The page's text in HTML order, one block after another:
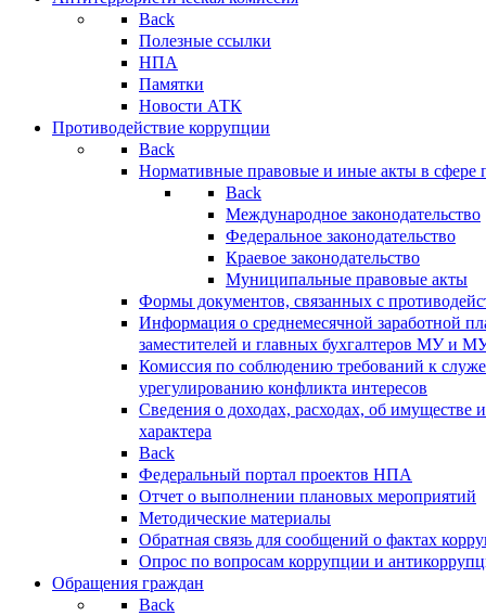
Back
Полезные ссылки
НПА
Памятки
Новости АТК
Противодействие коррупции
Back
Нормативные правовые и иные акты в сфере
Back
Международное законодательство
Федеральное законодательство
Краевое законодательство
Муниципальные правовые акты
Формы документов, связанных с
Информация о среднемесячной заработной
заместителей и главных бухгалтеров МУ и
Комиссия по соблюдению требований к
урегулированию конфликта интересов
Сведения о доходах, расходах, об имуществе
характера
Back
Федеральный портал проектов НПА
Отчет о выполнении плановых мероприятий
Методические материалы
Обратная связь для сообщений о фактах
Опрос по вопросам коррупции и
Обращения граждан
Back